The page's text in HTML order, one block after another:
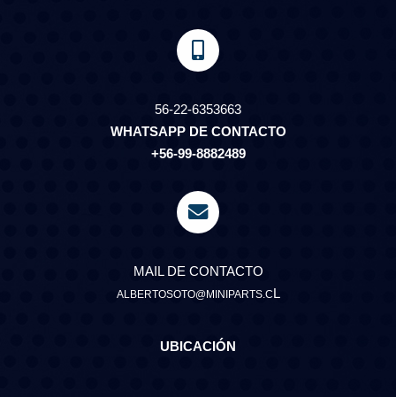
56-22-6353663
WHATSAPP DE CONTACTO
+56-99-8882489
MAIL DE CONTACTO
ALBERTOSOTO@MINIPARTS.CL
UBICACIÓN